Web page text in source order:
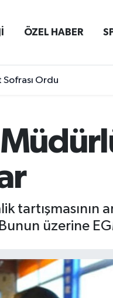
ÖZEL HABER
Ordu
üzerine